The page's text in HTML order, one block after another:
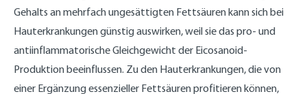
Gehalts an mehrfach ungesättigten Fettsäuren kann sich bei
Hauterkrankungen günstig auswirken, weil sie das pro- und
antiinflammatorische Gleichgewicht der Eicosanoid-
Produktion beeinflussen. Zu den Hauterkrankungen, die von
einer Ergänzung essenzieller Fettsäuren profitieren können,